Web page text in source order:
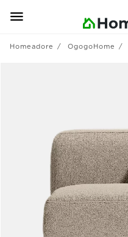
Homeadore OgogoHome